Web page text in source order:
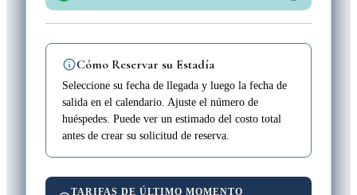
Cómo Reservar su Estadía
Seleccione su fecha de llegada y luego la fecha de
salida en el calendario. Ajuste el número de
huéspedes. Puede ver un estimado del costo total
antes de crear su solicitud de reserva.
TARIFAS DE ÚLTIMO MOMENTO